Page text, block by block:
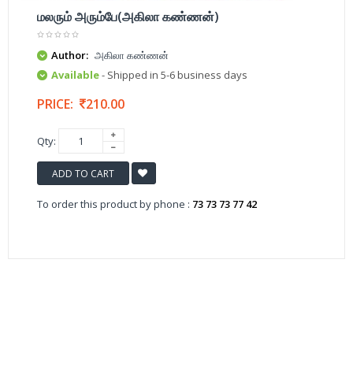
மலரும் அரும்பே(அகிலா கண்ணன்)
Author: அகிலா கண்ணன்
Available- Shipped in 5-6 business days
PRICE: 210.00
Qty:
ADD TO CART
To order this product by phone : 73 73 73 77 42